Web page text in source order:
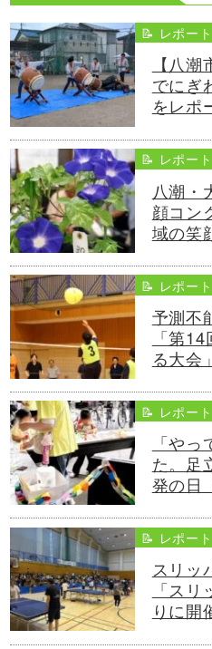
📝 レポート
【八
でにぎ
をレポ
📝 レポート
八潮・
顔コン
域の笑
📝 レポート
予測不
「第
る大会
📝 レポート
「や
た。足
発の日
📝 レポート
スリッ
「ス
りに開